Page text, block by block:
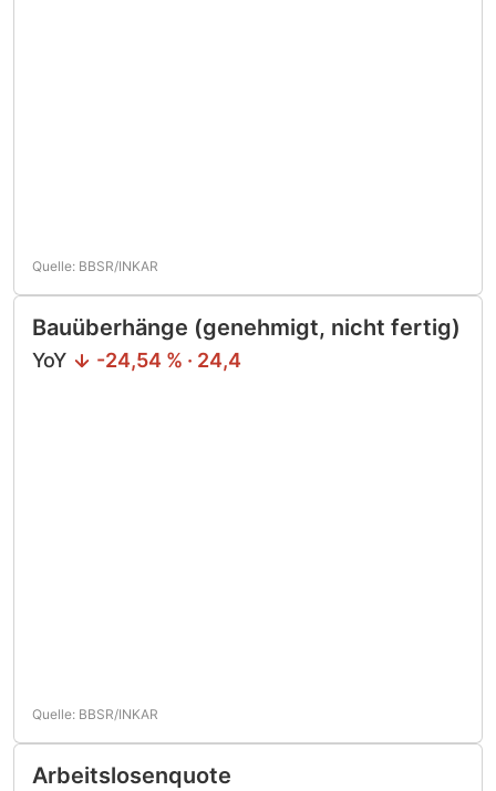
Quelle: BBSR/INKAR
Bauüberhänge (genehmigt, nicht fertig)
YoY -24,54 % · 24,4
Quelle: BBSR/INKAR
Arbeitslosenquote